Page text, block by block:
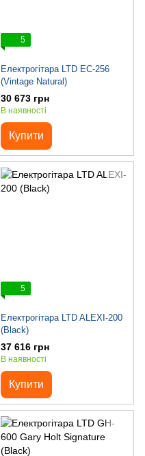
5
Електрогітара LTD EC-256
(Vintage Natural)
30 673 грн
В наявності
Купити
5
Електрогітара LTD ALEXI-200
(Black)
37 616 грн
В наявності
Купити